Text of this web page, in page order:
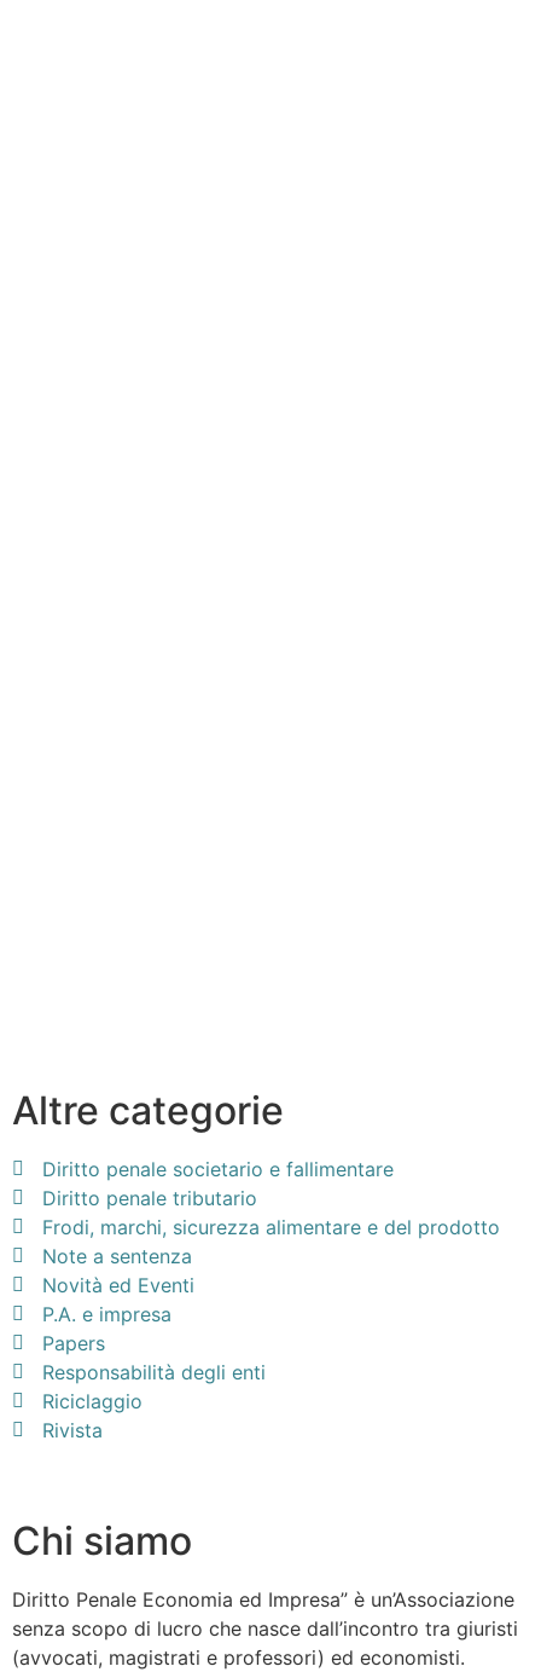
Altre categorie
Diritto penale societario e fallimentare
Diritto penale tributario
Frodi, marchi, sicurezza alimentare e del prodotto
Note a sentenza
Novità ed Eventi
P.A. e impresa
Papers
Responsabilità degli enti
Riciclaggio
Rivista
Chi siamo
Diritto Penale Economia ed Impresa” è un’Associazione
senza scopo di lucro che nasce dall’incontro tra giuristi
(avvocati, magistrati e professori) ed economisti.